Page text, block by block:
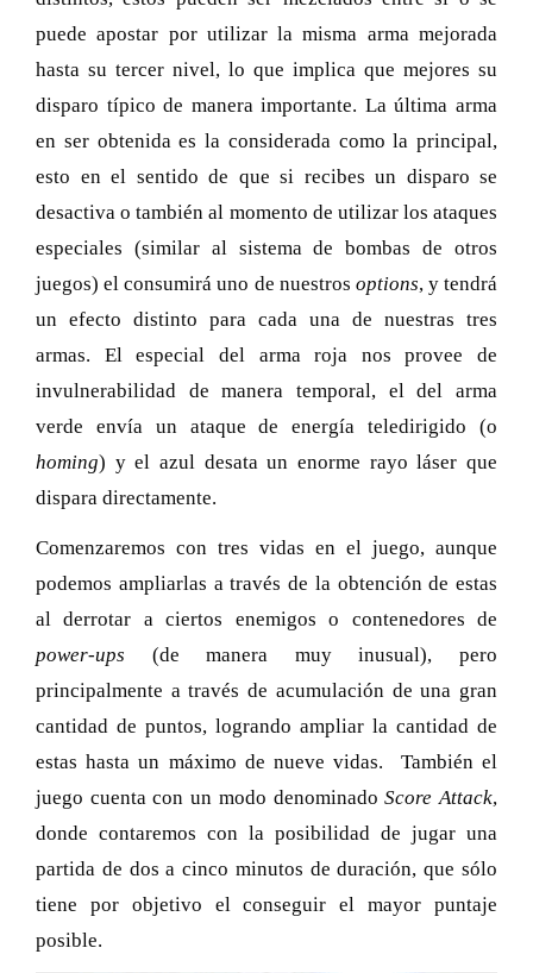
puede apostar por utilizar la misma arma mejorada
hasta su tercer nivel, lo que implica que mejores su
disparo típico de manera importante. La última arma
en ser obtenida es la considerada como la principal,
esto en el sentido de que si recibes un disparo se
desactiva o también al momento de utilizar los ataques
especiales (similar al sistema de bombas de otros
juegos) el consumirá uno de nuestros options, y tendrá
un efecto distinto para cada una de nuestras tres
armas. El especial del arma roja nos provee de
invulnerabilidad de manera temporal, el del arma
verde envía un ataque de energía teledirigido (o
homing) y el azul desata un enorme rayo láser que
dispara directamente.
Comenzaremos con tres vidas en el juego, aunque
podemos ampliarlas a través de la obtención de estas
al derrotar a ciertos enemigos o contenedores de
power-ups (de manera muy inusual), pero
principalmente a través de acumulación de una gran
cantidad de puntos, logrando ampliar la cantidad de
estas hasta un máximo de nueve vidas. También el
juego cuenta con un modo denominadoScore Attack,
donde contaremos con la posibilidad de jugar una
partida de dos a cinco minutos de duración, que sólo
tiene por objetivo el conseguir el mayor puntaje
posible.